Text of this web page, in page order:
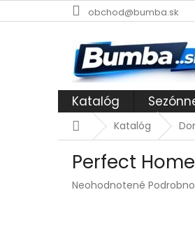
na
obchod@bumba.sk
Katalóg
DomovKatalóg
Perfect
Priemerné
Neohodnotené